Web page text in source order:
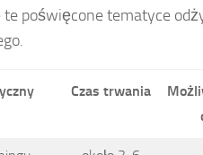
poświęcone tematyce
Czas trwania